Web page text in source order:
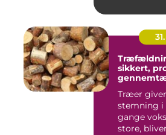
sikkert,
Træer
stemning i
gange
store,